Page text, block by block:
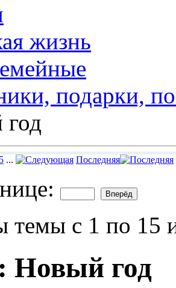
жизнь
подарки,
5 ... Последняя
темы с 1 по 15
Новый год